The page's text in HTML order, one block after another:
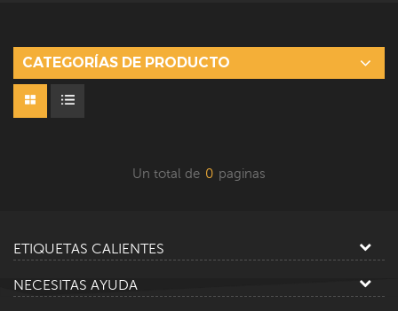
CATEGORÍAS DE PRODUCTO
Un total de 0 paginas
ETIQUETAS CALIENTES
NECESITAS AYUDA